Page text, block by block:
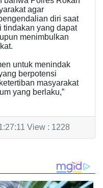
agar
diri saat
tindakan yang dapat
menimbulkan
untuk menindak
berpotensi
masyarakat
yang berlaku,”
View : 1228